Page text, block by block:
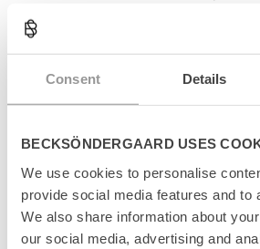
Consent Details
BECKSÖNDERGAARD USES
We use cookies to personalise
provide social media features and to
We also share information about
our social media, advertising and
Elastane
• 37/39 - 39/41
o
p
Størrelsesguide